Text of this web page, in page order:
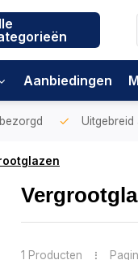
Aanbiedingen
Uitgebreid
1 Producten